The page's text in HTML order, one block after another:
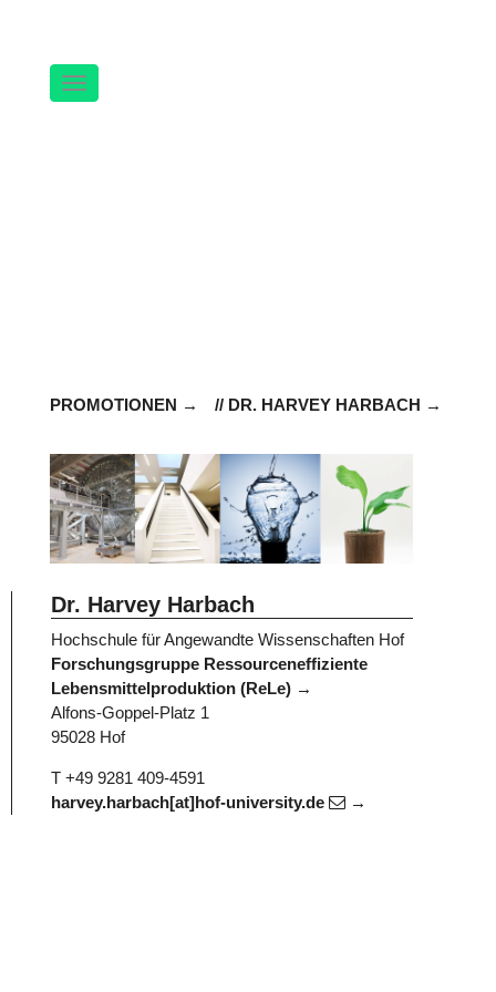
Navigation
PROMOTIONEN // DR. HARVEY HARBACH
Dr. Harvey Harbach
Hochschule für Angewandte Wissenschaften Hof
Forschungsgruppe Ressourceneffiziente
Lebensmittelproduktion (ReLe)
Alfons-Goppel-Platz 1
95028 Hof
T +49 9281 409-4591
harvey.harbach[at]hof-university.de